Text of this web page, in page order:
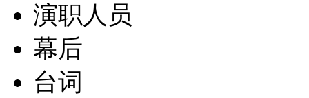
演职人员
幕后
台词